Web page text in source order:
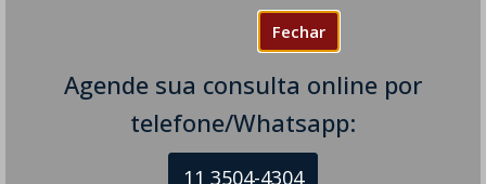
Fechar
Agende sua consulta online por
telefone/Whatsapp:
11 3504-4304
Diagnóstico e Tratamento da